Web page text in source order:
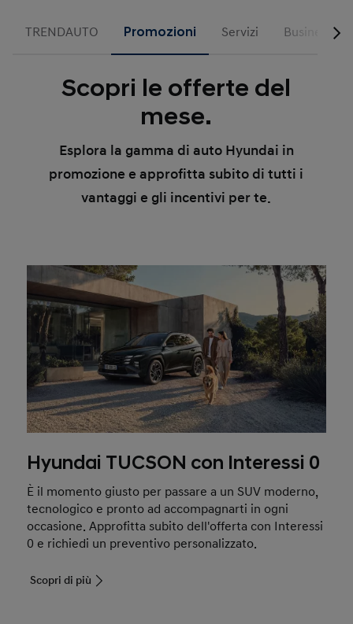
TRENDAUTO Promozioni Servizi Business
Scopri le offerte del
mese.
Esplora la gamma di auto Hyundai in
promozione e approfitta subito di tutti i
vantaggi e gli incentivi per te.
Hyundai TUCSON con Interessi 0
È il momento giusto per passare a un SUV moderno,
tecnologico e pronto ad accompagnarti in ogni
occasione. Approfitta subito dell'offerta con Interessi
0 e richiedi un preventivo personalizzato.
Scopri di più